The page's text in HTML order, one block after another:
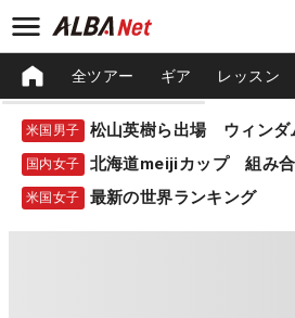
全ツアー ギア レッスン
米国男子 松山英樹ら出場 ウィンダ
国内女子 北海道meijiカップ 組み
米国女子 最新の世界ランキング